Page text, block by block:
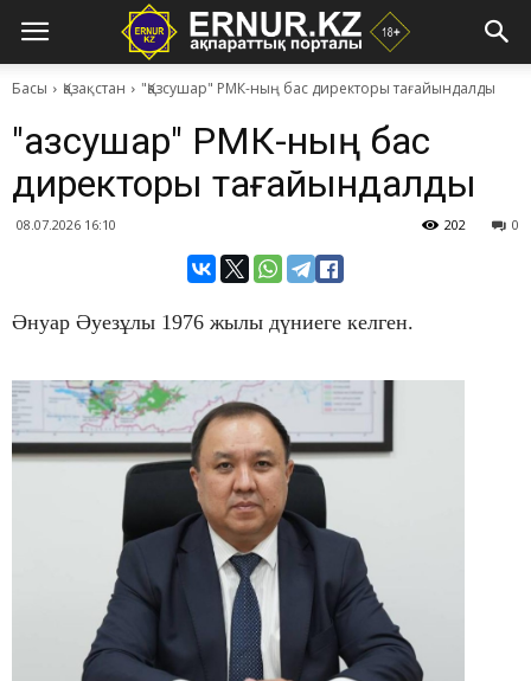
Басы Қазақстан "Қазсушар" РМК-ның бас директоры тағайындалды
"Қазсушар" РМК-ның бас
директоры тағайындалды
08.07.2026 16:10 0
202
Әнуар Әуезұлы 1976 жылы дүниеге келген.